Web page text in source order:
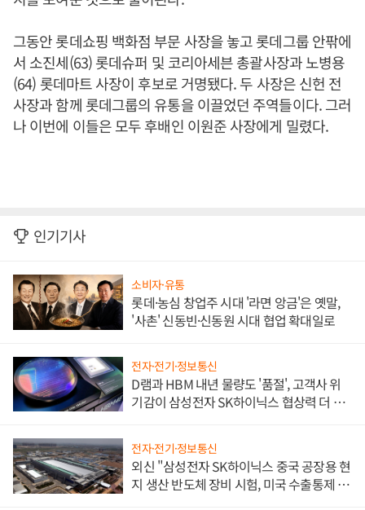
그동안 롯데쇼핑 백화점 부문 사장을 놓고 롯데그룹 안팎에
서 소진세(63) 롯데슈퍼 및 코리아세븐 총괄사장과 노병용
(64) 롯데마트 사장이 후보로 거명됐다. 두 사장은 신헌 전
사장과 함께 롯데그룹의 유통을 이끌었던 주역들이다. 그러
나 이번에 이들은 모두 후배인 이원준 사장에게 밀렸다.
인기기사
소비자·유통
롯데·농심 창업주 시대 '라면 앙금'은 옛말,
'사촌' 신동빈·신동원 시대 협업 확대일로
전자·전기·정보통신
D램과 HBM 내년 물량도 '품절', 고객사 위
기감이 삼성전자 SK하이닉스 협상력 더 키
전자·전기·정보통신
외신 "삼성전자 SK하이닉스 중국 공장용 현
지 생산 반도체 장비 시험, 미국 수출통제 대